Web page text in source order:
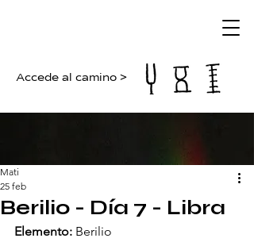
Accede al camino >
Berilio - Día 7 - Libra
Mati
25 feb
Elemento: Berilio